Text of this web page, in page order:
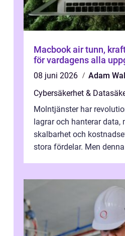
Macbook air tunn, kraftfull och byggd
för vardagens alla
08 juni 2026
Adam
Cybersäkerhet &
Molntjänster har
lagrar och hanterar data,
skalbarhet och
stora fördelar. Men